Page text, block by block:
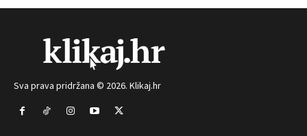
Sva prava pridržana © 2026. Klikaj.hr